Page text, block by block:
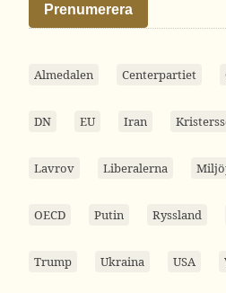
Prenumerera
Almedalen Centerpartiet
DN EU Iran
Lavrov Liberalerna
OECD Putin Ryssland
Trump Ukraina USA